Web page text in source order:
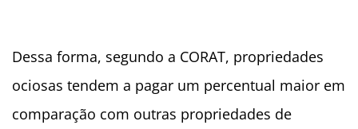
Dessa forma, segundo a CORAT, propriedades
ociosas tendem a pagar um percentual maior em
comparação com outras propriedades de